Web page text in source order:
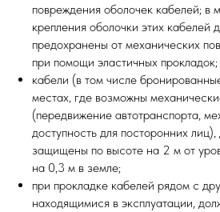
повреждения оболочек кабелей; в
крепления оболочки этих кабелей
предохранены от механических
при помощи эластичных прокладок;
кабели (в том числе
местах, где возможны
(передвижение автотранспорта,
доступность для посторонних
защищены по высоте на 2 м от
на 0,3 м в земле;
при прокладке кабелей рядом с
находящимися в эксплуатации,